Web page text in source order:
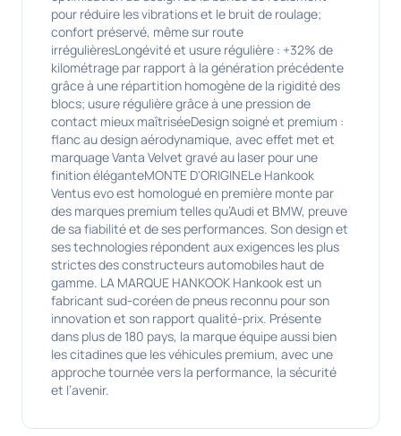
pour réduire les vibrations et le bruit de roulage;
confort préservé, même sur route
irrégulièresLongévité et usure régulière : +32% de
kilométrage par rapport à la génération précédente
grâce à une répartition homogène de la rigidité des
blocs; usure régulière grâce à une pression de
contact mieux maîtriséeDesign soigné et premium :
flanc au design aérodynamique, avec effet met et
marquage Vanta Velvet gravé au laser pour une
finition éléganteMONTE D'ORIGINELe Hankook
Ventus evo est homologué en première monte par
des marques premium telles qu’Audi et BMW, preuve
de sa fiabilité et de ses performances. Son design et
ses technologies répondent aux exigences les plus
strictes des constructeurs automobiles haut de
gamme. LA MARQUE HANKOOK Hankook est un
fabricant sud-coréen de pneus reconnu pour son
innovation et son rapport qualité-prix. Présente
dans plus de 180 pays, la marque équipe aussi bien
les citadines que les véhicules premium, avec une
approche tournée vers la performance, la sécurité
et l’avenir.